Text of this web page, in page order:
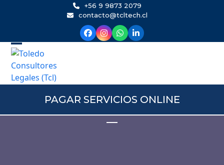
+56 9 9873 2079
contacto@tcltech.cl
PAGAR SERVICIOS ONLINE